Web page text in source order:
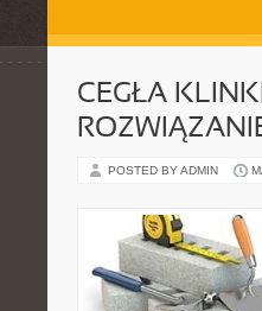
CEGŁA
POSTED BY ADMIN